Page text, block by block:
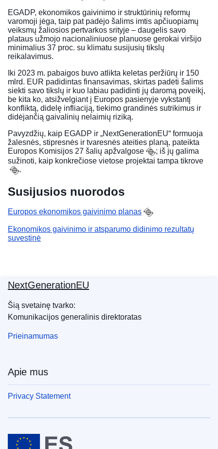
EGADP, ekonomikos gaivinimo ir struktūrinių reformų
varomoji jėga, taip pat padėjo šalims imtis apčiuopiamų
veiksmų žaliosios pertvarkos srityje – daugelis savo
plataus užmojo nacionaliniuose planuose gerokai viršijo
minimalius 37 proc. su klimatu susijusių tikslų
reikalavimus.
Iki 2023 m. pabaigos buvo atlikta keletas peržiūrų ir 150
mlrd. EUR padidintas finansavimas, skirtas padėti šalims
siekti savo tikslų ir kuo labiau padidinti jų daromą poveikį,
be kita ko, atsižvelgiant į Europos pasienyje vykstantį
konfliktą, didelę infliaciją, tiekimo grandinės sutrikimus ir
didėjančią gaivalinių nelaimių riziką.
Pavyzdžių, kaip EGADP ir „NextGenerationEU“ formuoja
žalesnės, stipresnės ir tvaresnės ateities planą, pateikta
Europos Komisijos 27 šalių apžvalgose
; iš jų galima
sužinoti, kaip konkrečiose vietose projektai tampa tikrove
.
Susijusios nuorodos
Europos ekonomikos gaivinimo planas
Ekonomikos gaivinimo ir atsparumo didinimo rezultatų
suvestinė
NextGenerationEU
Šią svetainę tvarko:
Komunikacijos generalinis direktoratas
Prieinamumas
Apie mus
Privacy Statement